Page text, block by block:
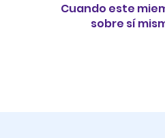
Cuando este
sobre sí